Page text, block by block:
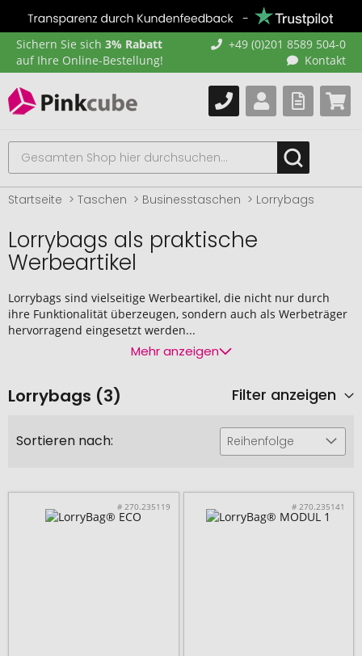
Sichern Sie sich 3% Rabatt
auf Ihre Online-Bestellung!
+49 (0)201 8589 504-0
Kontakt
Startseite Taschen Businesstaschen Lorrybags
Lorrybags als praktische
Werbeartikel
Lorrybags sind vielseitige Werbeartikel, die nicht nur durch
ihre Funktionalität überzeugen, sondern auch als Werbeträger
hervorragend eingesetzt werden...
Mehr anzeigen
Lorrybags (3) Filter anzeigen
Sortieren nach: Reihenfolge
# 270.235119 # 270.235141